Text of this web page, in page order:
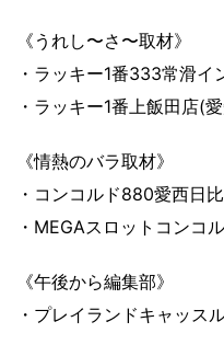
《うれし〜さ〜取材》
・ラッキー1番333常滑イ
・ラッキー1番上飯田店(
《情熱のバラ取材》
・コンコルド880愛西日
・MEGAスロットコンコ
《午後から編集部》
・プレイランドキャッス